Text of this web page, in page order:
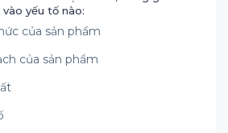
yếu tố nào:
của sản phẩm
của sản phẩm